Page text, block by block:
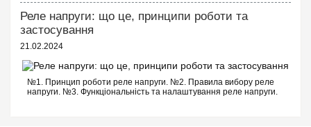
Реле напруги: що це, принципи роботи та
застосування
21.02.2024
№1. Принцип роботи реле напруги. №2. Правила вибору реле
напруги. №3. Функціональність та налаштування реле напруги.